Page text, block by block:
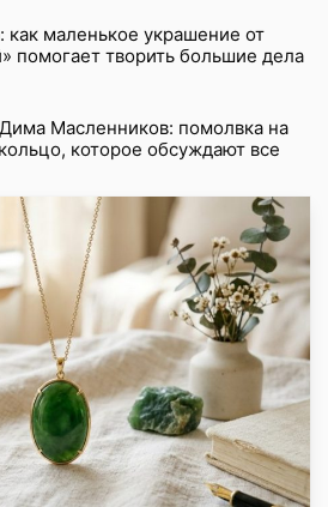
как маленькое украшение от
помогает творить большие дела
Масленников: помолвка на
которое обсуждают все